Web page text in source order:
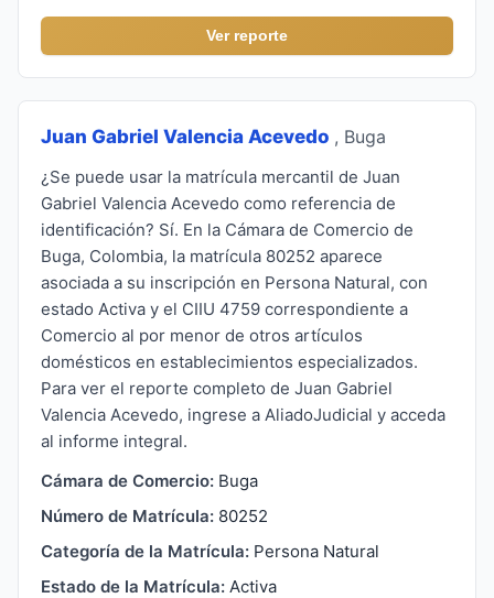
Ver reporte
Juan Gabriel Valencia Acevedo , Buga
¿Se puede usar la matrícula mercantil de Juan
Gabriel Valencia Acevedo como referencia de
identificación? Sí. En la Cámara de Comercio de
Buga, Colombia, la matrícula 80252 aparece
asociada a su inscripción en Persona Natural, con
estado Activa y el CIIU 4759 correspondiente a
Comercio al por menor de otros artículos
domésticos en establecimientos especializados.
Para ver el reporte completo de Juan Gabriel
Valencia Acevedo, ingrese a AliadoJudicial y acceda
al informe integral.
Cámara de Comercio: Buga
Número de Matrícula: 80252
Categoría de la Matrícula: Persona Natural
Estado de la Matrícula: Activa